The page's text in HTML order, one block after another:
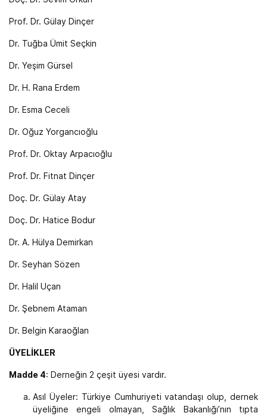
Prof. Dr. Gülay Dinçer
Dr. Tuğba Ümit Seçkin
Dr. Yeşim Gürsel
Dr. H. Rana Erdem
Dr. Esma Ceceli
Dr. Oğuz Yorgancıoğlu
Prof. Dr. Oktay Arpacıoğlu
Prof. Dr. Fitnat Dinçer
Doç. Dr. Gülay Atay
Doç. Dr. Hatice Bodur
Dr. A. Hülya Demirkan
Dr. Seyhan Sözen
Dr. Halil Uçan
Dr. Şebnem Ataman
Dr. Belgin Karaoğlan
ÜYELİKLER
Madde 4: Derneğin 2 çeşit üyesi vardır.
Asıl Üyeler: Türkiye Cumhuriyeti vatandaşı olup, dernek
üyeliğine engeli olmayan, Sağlık Bakanlığı’nın tıpta